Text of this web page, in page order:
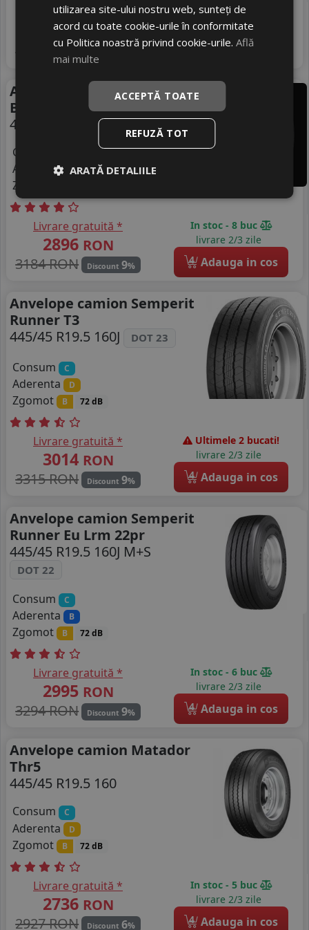
Livrare gratuită *
1522RON
1674 RON
Discount
In stoc - 12 buc
livrare 2/3 zile
4 Adauga in cos
Anvelope camion Barum
Bt300r
445/45 R19.5 160J
Consum
Aderenta D
Zgomot
Livrare gratuită *
2896 RON
3184 RON
Discount 9%
In stoc - 8 buc
livrare 2/3 zile
4 Adauga in cos
Anvelope camion Semperit
Runner T3
445/45 R19.5 160J
DOT 23
Consum C
Aderenta D
Zgomot B 72 dB
Livrare gratuită *
3014 RON
3315 RON
Discount 9%
Ultimele 2 bucati!
livrare 2/3 zile
4 Adauga in cos
Anvelope camion Semperit
Runner Eu Lrm 22pr
445/45 R19.5 160J M+S
DOT 22
Consum C
Aderenta B
Zgomot B 72 dB
Livrare gratuită *
2995 RON
3294 RON
Discount 9%
In stoc - 6 buc
livrare 2/3 zile
4 Adauga in cos
Anvelope camion Matador
Thr5
445/45 R19.5 160
Consum C
Aderenta D
Zgomot B 72 dB
Livrare gratuită *
2736 RON
2927 RON
Discount 6%
In stoc - 5 buc
livrare 2/3 zile
4 Adauga in cos
utilizarea site-ului nostru web, sunteți de
acord cu toate cookie-urile în conformitate
cu Politica noastră privind cookie-urile.Află
mai multe
ACCEPTĂ TOATE
REFUZĂ TOT
ARATĂ DETALIILE